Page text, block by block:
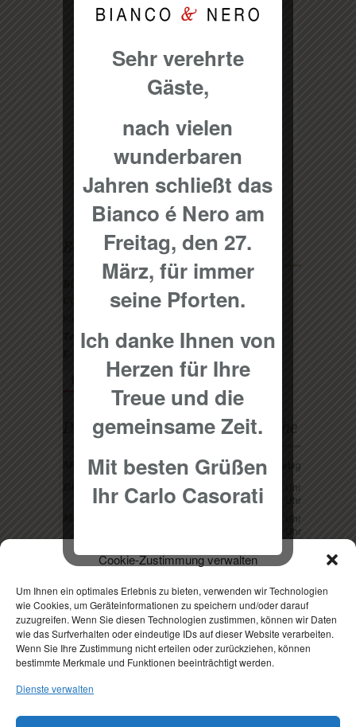
Cookie-Zustimmung verwalten
Um Ihnen ein optimales Erlebnis zu bieten, verwenden wir Technologien
wie Cookies, um Geräteinformationen zu speichern und/oder darauf
zuzugreifen. Wenn Sie diesen Technologien zustimmen, können wir Daten
wie das Surfverhalten oder eindeutige IDs auf dieser Website verarbeiten.
Wenn Sie Ihre Zustimmung nicht erteilen oder zurückziehen, können
bestimmte Merkmale und Funktionen beeinträchtigt werden.
Dienste verwalten
mit Kartoffeln
12. Juli 2016by
Hühnchen aus dem Ofen mit Kartoffeln
Besuchen Sie mich
Carlo Casorati
Telefon: 0711 / 907 54 19
g
Die Öffnungszeiten unserer Küche
Montag Ruhetag
Dienstag
12:00 - 14:00 Uhr
18:00 - 21:30 Uhr
12:00 - 14:00 Uhr
18:00 - 21:30 Uhr
Donnerstag
12:00 - 14:00 Uhr
18:00 - 21:30 Uhr
Samstag 18:00 - 21:30 Uhr
Sonntag 18:00 - 20:30 Uhr
Sehr verehrte
Gäste,
nach vielen
wunderbaren
Jahren schließt das
Bianco é Nero am
Freitag, den 27.
März, für immer
seine Pforten.
Ich danke Ihnen von
Herzen für Ihre
Treue und die
gemeinsame Zeit.
Mit besten Grüßen
Ihr Carlo Casorati